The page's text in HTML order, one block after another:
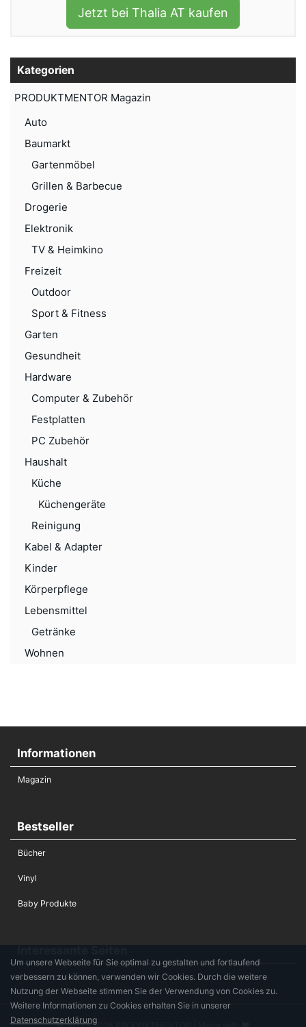
Jetzt bei Thalia AT kaufen
Kategorien
PRODUKTMENTOR Magazin
Auto
Baumarkt
Gartenmöbel
Grillen & Barbecue
Drogerie
Elektronik
TV & Heimkino
Freizeit
Outdoor
Sport & Fitness
Garten
Gesundheit
Hardware
Computer & Zubehör
Festplatten
PC Zubehör
Haushalt
Küche
Küchengeräte
Reinigung
Kabel & Adapter
Kinder
Körperpflege
Lebensmittel
Getränke
Wohnen
Informationen
Magazin
Bestseller
Bücher
Vinyl
Baby Produkte
Die Hochzeitsliste
Um unsere Webseite für Sie optimal zu gestalten und fortlaufend
verbessern zu können, verwenden wir Cookies. Durch die weitere
Nutzung der Webseite stimmen Sie der Verwendung von Cookies zu.
Weitere Informationen zu Cookies erhalten Sie in unserer
Datenschutzerklärung